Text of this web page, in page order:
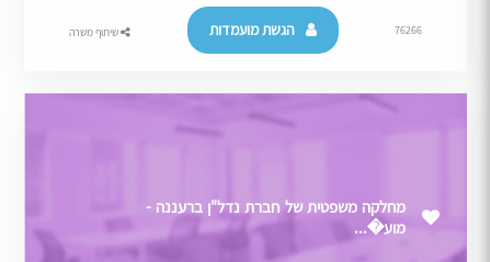
76266 הגשת מועמדות שיתוף משרה
מחלקה משפטית של חברת נדל"ן ברעננה -
מוע�...